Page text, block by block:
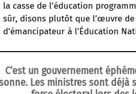
la casse de l’éducation
sûr, disons plutôt que l’œuvre
d’émancipateur à l’Éducation
C’est un gouvernement
Les ministres sont